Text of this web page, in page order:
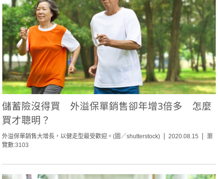
儲蓄險沒得買 外溢保單銷售卻年增3倍多 怎麼
買才聰明？
外溢保單銷售大增長，以健走型最受歡迎。(圖／shutterstock) 2020.08.15
瀏
覽數:3103